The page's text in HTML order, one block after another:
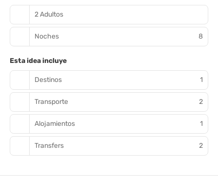
2 Adultos
Noches 8
Esta idea incluye
Destinos 1
Transporte 2
Alojamientos 1
Transfers 2